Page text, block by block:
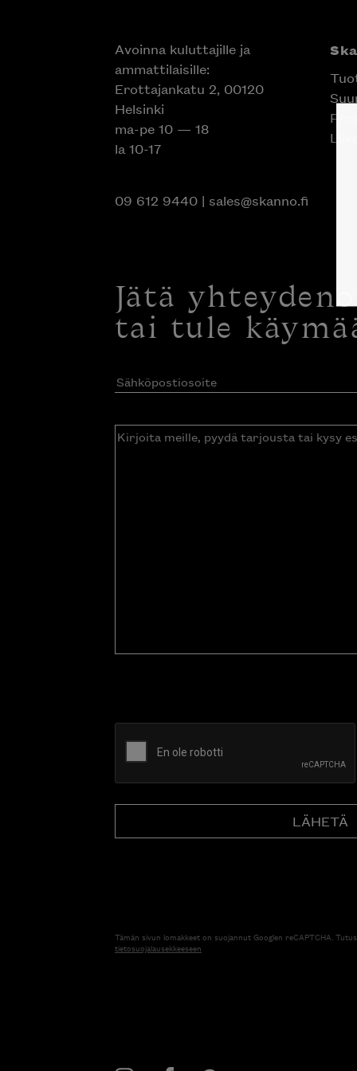
Avoinna kuluttajille ja
ammattilaisille:
Erottajankatu 2, 00120
Helsinki
ma-pe 10 — 18
la 10-17
09 612 9440| sales@skanno.fi
Jätä
tai tule
Sähköpostiosoite(Pakollinen)
Kirjoita
Tämän sivun lomakkeet on suojannut Googlen reCAPTCHA.
tietosuojalausekkeeseen